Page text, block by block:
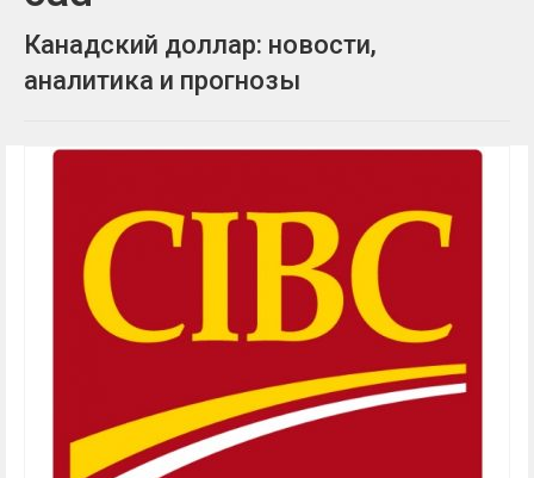
Канадский доллар: новости,
аналитика и прогнозы